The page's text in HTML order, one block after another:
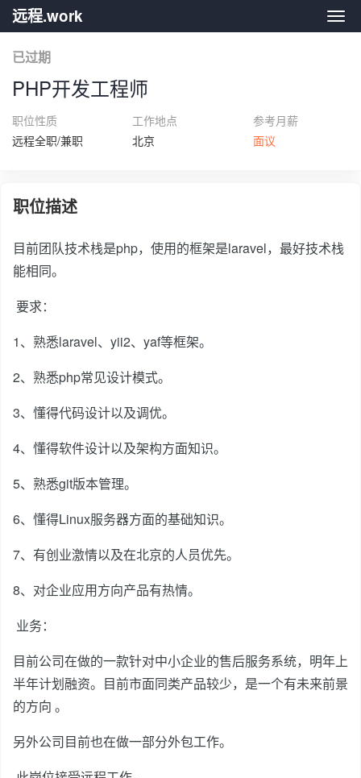
远
远程.work
已过期
PHP开发工程师
职位性质
远程全职/兼职
工作地点
北京
参考月薪
面议
职位描述
目前团队技术栈是php，使用的框架是laravel，最好技术栈
能相同。
要求：
1、熟悉laravel、yii2、yaf等框架。
2、熟悉php常见设计模式。
3、懂得代码设计以及调优。
4、懂得软件设计以及架构方面知识。
5、熟悉git版本管理。
6、懂得Linux服务器方面的基础知识。
7、有创业激情以及在北京的人员优先。
8、对企业应用方向产品有热情。
业务：
目前公司在做的一款针对中小企业的售后服务系统，明年上
半年计划融资。目前市面同类产品较少，是一个有未来前景
的方向 。
另外公司目前也在做一部分外包工作。